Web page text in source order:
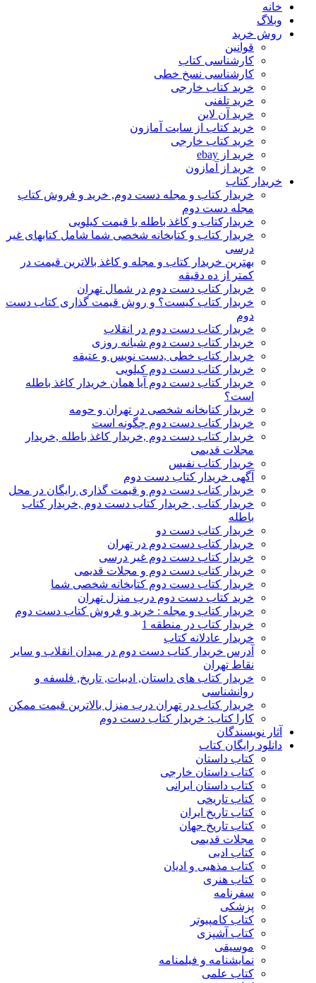
خانه
وبلاگ
روش خرید
قوانین
کارشناسی کتاب
کارشناسی نسخ خطی
خرید کتاب خارجی
خرید تلفنی
خرید آن لاین
خرید کتاب از سایت آمازون
خرید کتاب خارجی
خرید از ebay
خرید از آمازون
خریدار کتاب
خریدار کتاب و مجله دست دوم, خرید و فروش کتاب
مجله دست دوم
خریدارکتاب و کاغذ باطله با قیمت کیلویی
خریدار کتاب و کتابخانه شخصی شما شامل کتابهای غیر
درسی
بهترین خریدار کتاب و مجله و کاغذ بالاترین قیمت در
کمتر از ده دقیقه
خریدار کتاب دست دوم در شمال تهران
خریدار کتاب کیست؟ و روش قیمت گذاری کتاب دست
دوم
خریدار کتاب دست دوم در انقلاب
خریدار کتاب دست دوم شبانه روزی
خریدار کتاب خطی ,دست نویس و عتیقه
خریدار کتاب دست دوم کیلویی
خریدار کتاب دست دوم آیا همان خریدار کاغذ باطله
است؟
خریدار کتابخانه شخصی در تهران و حومه
خریدار کتاب دست دوم چگونه است
خریدار کتاب دست دوم ,خریدار کاغذ باطله ,خریدار
مجلات قدیمی
خریدار کتاب نفیس
آگهی خریدار کتاب دست دوم
خریدار کتاب دست دوم و قیمت گذاری رایگان در محل
خریدار کتاب , خریدار کتاب دست دوم ,خریدار کتاب
باطله
خریدار کتاب دست دو
خریدار کتاب دست دوم در تهران
خریدار کتاب دست دوم غیر درسی
خریدار کتاب دست دوم و مجلات قدیمی
خریدار کتاب دست دوم کتابخانه شخصی شما
خرید کتاب دست دوم درب منزل تهران
خریدار کتاب و مجله : خرید و فروش کتاب دست دوم
خریدار کتاب در منطقه 1
خریدار عادلانه کتاب
آدرس خریدار کتاب دست دوم در میدان انقلاب و سایر
نقاط تهران
خریدار کتاب های داستان, ادبیات, تاریخ, فلسفه و
روانشناسی
خریدار کتاب در تهران درب منزل بالاترین قیمت ممکن
کارا کتاب: خریدار کتاب دست دوم
آثار نویسندگان
دانلود رایگان کتاب
کتاب داستان
کتاب داستان خارجی
کتاب داستان ایرانی
کتاب تاریخی
کتاب تاریخ ایران
کتاب تاریخ جهان
مجلات قدیمی
کتاب ادبی
کتاب مذهبی و ادیان
کتاب هنری
سفرنامه
پزشکی
کتاب کامپیوتر
کتاب آشپزی
موسیقی
نمایشنامه و فیلمنامه
کتاب علمی